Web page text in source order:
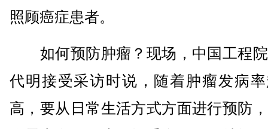
照顾癌症患者。
如何预防肿瘤？现场，中国工程
代明接受采访时说，随着肿瘤发病
高，要从日常生活方式方面进行预防